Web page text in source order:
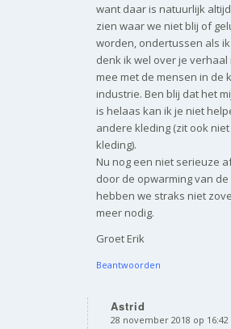
want daar is natuurlijk
zien waar we niet blij of
worden, ondertussen als
denk ik wel over je verhaal
mee met de mensen in de
industrie. Ben blij dat het
is helaas kan ik je niet
andere kleding (zit ook
kleding).
Nu nog een niet serieuze
door de opwarming van
hebben we straks niet
meer nodig.
Groet Erik
Beantwoorden
Astrid
zegt:
28 november 2018 op 16:42